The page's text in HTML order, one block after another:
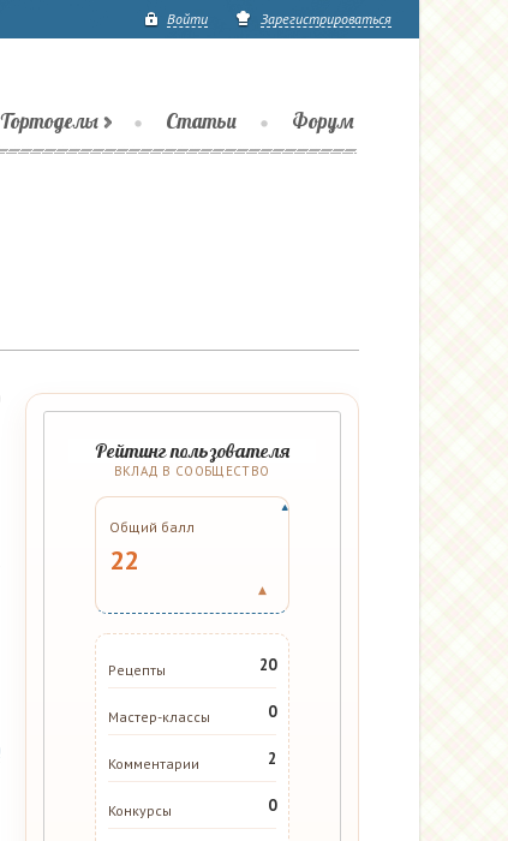
Войти Зарегистрироваться
Тортоделы Статьи Форум
Рейтинг пользователя
ВКЛАД В СООБЩЕСТВО
Общий балл
22
▾
Рецепты 20
Мастер-классы 0
Комментарии 2
Конкурсы 0